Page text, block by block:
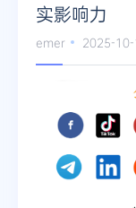
实影响力
emer 2025-